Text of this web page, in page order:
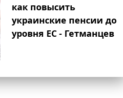
как повысить
украинские пенсии до
уровня ЕС - Гетманцев